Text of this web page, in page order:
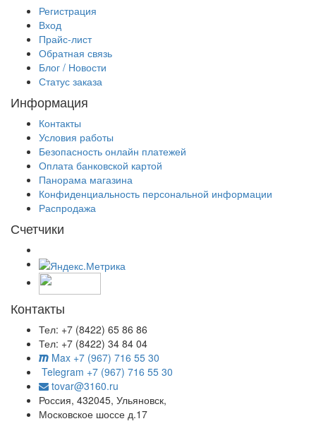
Регистрация
Вход
Прайс-лист
Обратная связь
Блог / Новости
Статус заказа
Информация
Контакты
Условия работы
Безопасность онлайн платежей
Оплата банковской картой
Панорама магазина
Конфиденциальность персональной информации
Распродажа
Счетчики
Контакты
Тел: +7 (8422) 65 86 86
Тел: +7 (8422) 34 84 04
Max +7 (967) 716 55 30
Telegram +7 (967) 716 55 30
tovar@3160.ru
Россия, 432045, Ульяновск,
Московское шоссе д.17